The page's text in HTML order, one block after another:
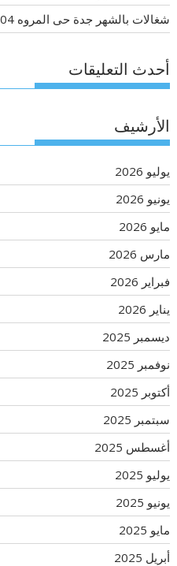
شغالات بالشهر جدة حى المروه 0562346904
أحدث التعليقات
الأرشيف
يوليو 2026
يونيو 2026
مايو 2026
مارس 2026
فبراير 2026
يناير 2026
ديسمبر 2025
نوفمبر 2025
أكتوبر 2025
سبتمبر 2025
أغسطس 2025
يوليو 2025
يونيو 2025
مايو 2025
أبريل 2025